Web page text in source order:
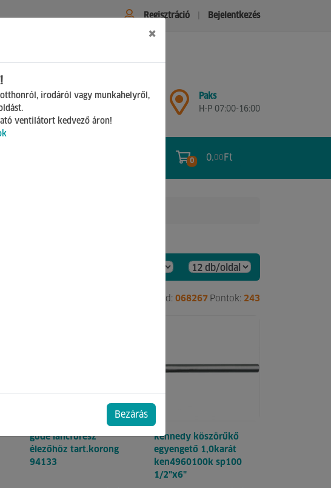
Regisztráció Bejelentkezés
17:00
12:00
Győr
Sz 08:00-12:00
Paks
H-P 07:00-16:00
0 0.00 Ft
güde láncfűrész
élezőhöz tart.korong
94133
Kód: 068267 Pontok: 243
kennedy köszörűkő
egyengető 1,0karát
ken4960100k sp100
1/2"x6"
×
otthonról, irodáról vagy munkahelyről,
ventilátort kedvező áron!
Bezárás